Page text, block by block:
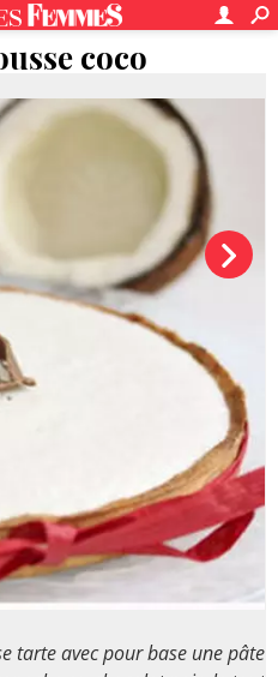
coco
tarte avec pour base une pâte